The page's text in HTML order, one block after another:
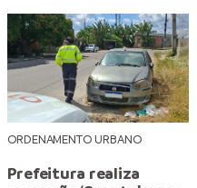
ORDENAMENTO URBANO
Prefeitura realiza